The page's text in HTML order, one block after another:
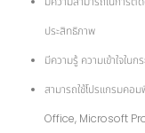
ประสิทธิภาพ
มีความรู้ ความเข้าใจใน
สามารถใช้โปรแกรมค
Office, Microsoft